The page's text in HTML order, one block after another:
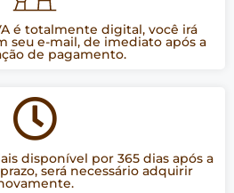
é totalmente digital, você irá
seu e-mail, de imediato após a
de pagamento.
disponível por 365 dias após a
será necessário adquirir